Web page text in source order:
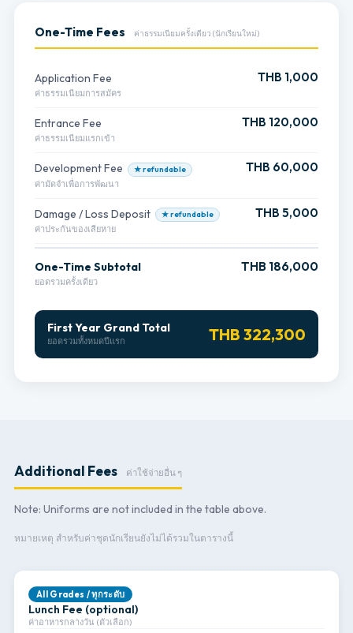
One-Time Fees ค่าธรรมเนียมครั้งเดียว (นักเรียนใหม่)
Application Fee
ค่าธรรมเนียมการสมัคร
THB 1,000
Entrance Fee
ค่าธรรมเนียมแรกเข้า
THB 120,000
Development Fee ★ refundable
ค่ามัดจำเพื่อการพัฒนา
THB 60,000
Damage / Loss Deposit ★ refundable
ค่าประกันของเสียหาย
THB 5,000
One-Time Subtotal
ยอดรวมครั้งเดียว
THB 186,000
First Year Grand Total
ยอดรวมทั้งหมดปีแรก THB 322,300
Additional Fees ค่าใช้จ่ายอื่น ๆ
Note: Uniforms are not included in the table above.
หมายเหตุ สำหรับค่าชุดนักเรียนยังไม่ได้รวมในตารางนี้
All Grades / ทุกระดับ
Lunch Fee (optional)
ค่าอาหารกลางวัน (ตัวเลือก)